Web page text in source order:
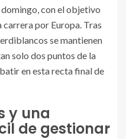
con el objetivo
carrera por Europa. Tras
se mantienen
solo dos puntos de la
en esta recta final de
y una
de gestionar